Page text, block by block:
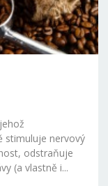
stimuluje nervový
odstraňuje
(a vlastně i...